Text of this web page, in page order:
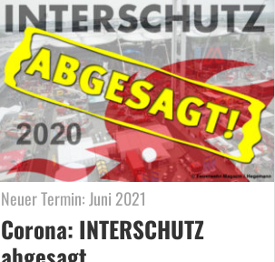
Neuer Termin: Juni 2021
Corona: INTERSCHUTZ